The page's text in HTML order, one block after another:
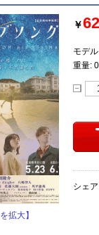
拡大】
￥
モデ
重量:
シェ